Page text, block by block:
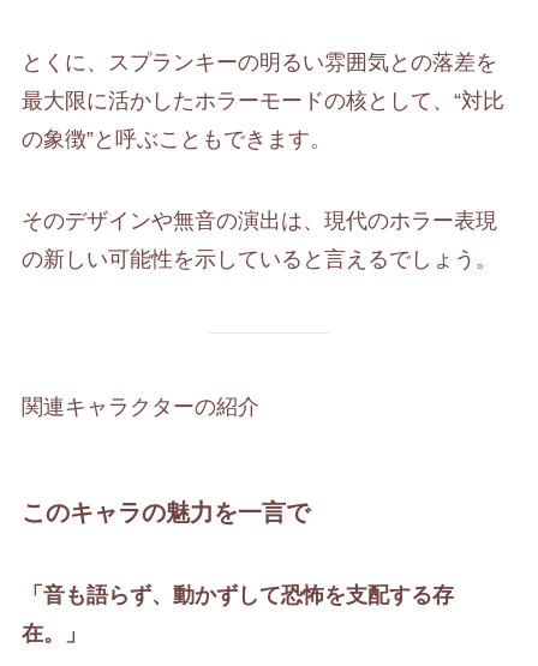
とくに、スプランキーの明るい雰囲気との落差を
最大限に活かしたホラーモードの核として、“対比
の象徴”と呼ぶこともできます。
そのデザインや無音の演出は、現代のホラー表現
の新しい可能性を示していると言えるでしょう。
関連キャラクターの紹介
このキャラの魅力を一言で
「音も語らず、動かずして恐怖を支配する存
在。」